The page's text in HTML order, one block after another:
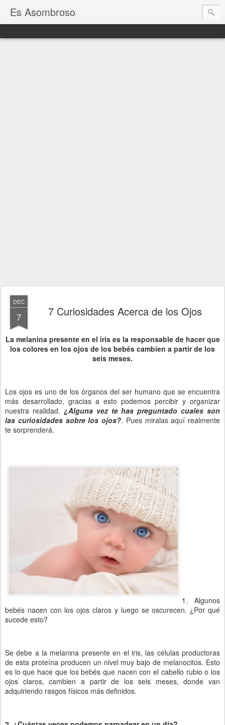
Es Asombroso
DEC
7 7 Curiosidades Acerca de los Ojos
La melanina presente en el iris es la responsable de hacer que
los colores en los ojos de los bebés cambien a partir de los
seis meses.
Los ojos es uno de los órganos del ser humano que se encuentra
más desarrollado, gracias a esto podemos percibir y organizar
nuestra realidad. ¿Alguna vez te has preguntado cuales son
las curiosidades sobre los ojos?. Pues miralas aquí realmente
te sorprenderá.
1. Algunos
bebés nacen con los ojos claros y luego se oscurecen. ¿Por qué
sucede esto?
Se debe a la melanina presente en el iris, las células productoras
de esta proteína producen un nivel muy bajo de melanocitos. Esto
es lo que hace que los bebés que nacen con el cabello rubio o los
ojos claros, cambien a partir de los seis meses, donde van
adquiriendo rasgos físicos más definidos.